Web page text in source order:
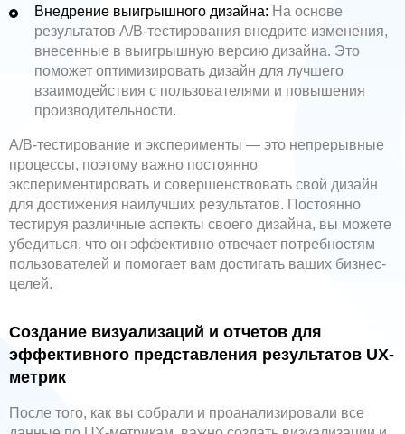
Внедрение выигрышного дизайна: На основе
результатов A/B-тестирования внедрите изменения,
внесенные в выигрышную версию дизайна. Это
поможет оптимизировать дизайн для лучшего
взаимодействия с пользователями и повышения
производительности.
A/B-тестирование и эксперименты — это непрерывные
процессы, поэтому важно постоянно
экспериментировать и совершенствовать свой дизайн
для достижения наилучших результатов. Постоянно
тестируя различные аспекты своего дизайна, вы можете
убедиться, что он эффективно отвечает потребностям
пользователей и помогает вам достигать ваших бизнес-
целей.
Создание визуализаций и отчетов для
эффективного представления результатов UX-
метрик
После того, как вы собрали и проанализировали все